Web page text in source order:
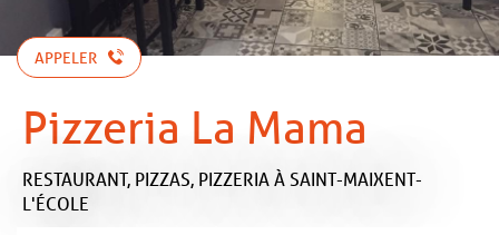
APPELER
Pizzeria La Mama
RESTAURANT, PIZZAS, PIZZERIAÀ SAINT-MAIXENT-
L'ÉCOLE